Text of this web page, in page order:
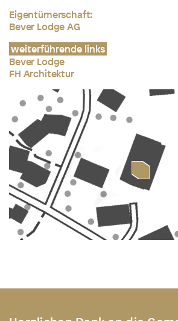
Eigentümerschaft:
Bever Lodge AG
weiterführende links
Bever Lodge
FH Architektur